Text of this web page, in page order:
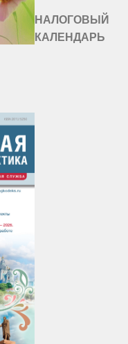
НАЛОГОВЫЙ
КАЛЕНДАРЬ